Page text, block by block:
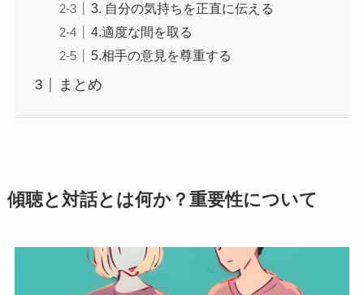
3. 自分の気持ちを正直に伝える
4.適度な間を取る
5.相手の意見を尊重する
まとめ
傾聴と対話とは何か？重要性について